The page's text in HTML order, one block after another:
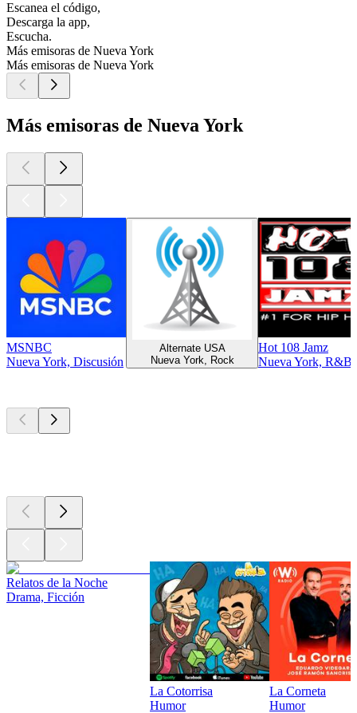
Escanea el código,
Descarga la app,
Escucha.
Más emisoras de Nueva York
Más emisoras de Nueva York
Más emisoras de Nueva York
MSNBC
Nueva York, Discusión
Alternate USA
Nueva York, Rock
Hot 108 Jamz
Nueva York,
Relatos de la Noche
Drama, Ficción
La Cotorrisa
Humor
La Corneta
Humor